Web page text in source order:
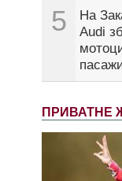
5
На
Audi
ПРИВАТНЕ